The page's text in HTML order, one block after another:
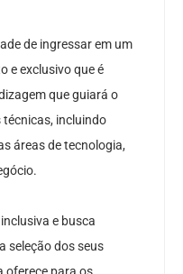
de ingressar em um
e exclusivo que é
que guiará o
incluindo
áreas de tecnologia,
e busca
seleção dos seus